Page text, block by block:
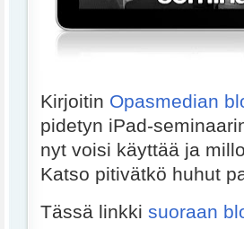
Kirjoitin Opasmedian
pidetyn iPad-
nyt voisi käyttää ja
Katso pitivätkö huhut
Tässä linkki suoraan